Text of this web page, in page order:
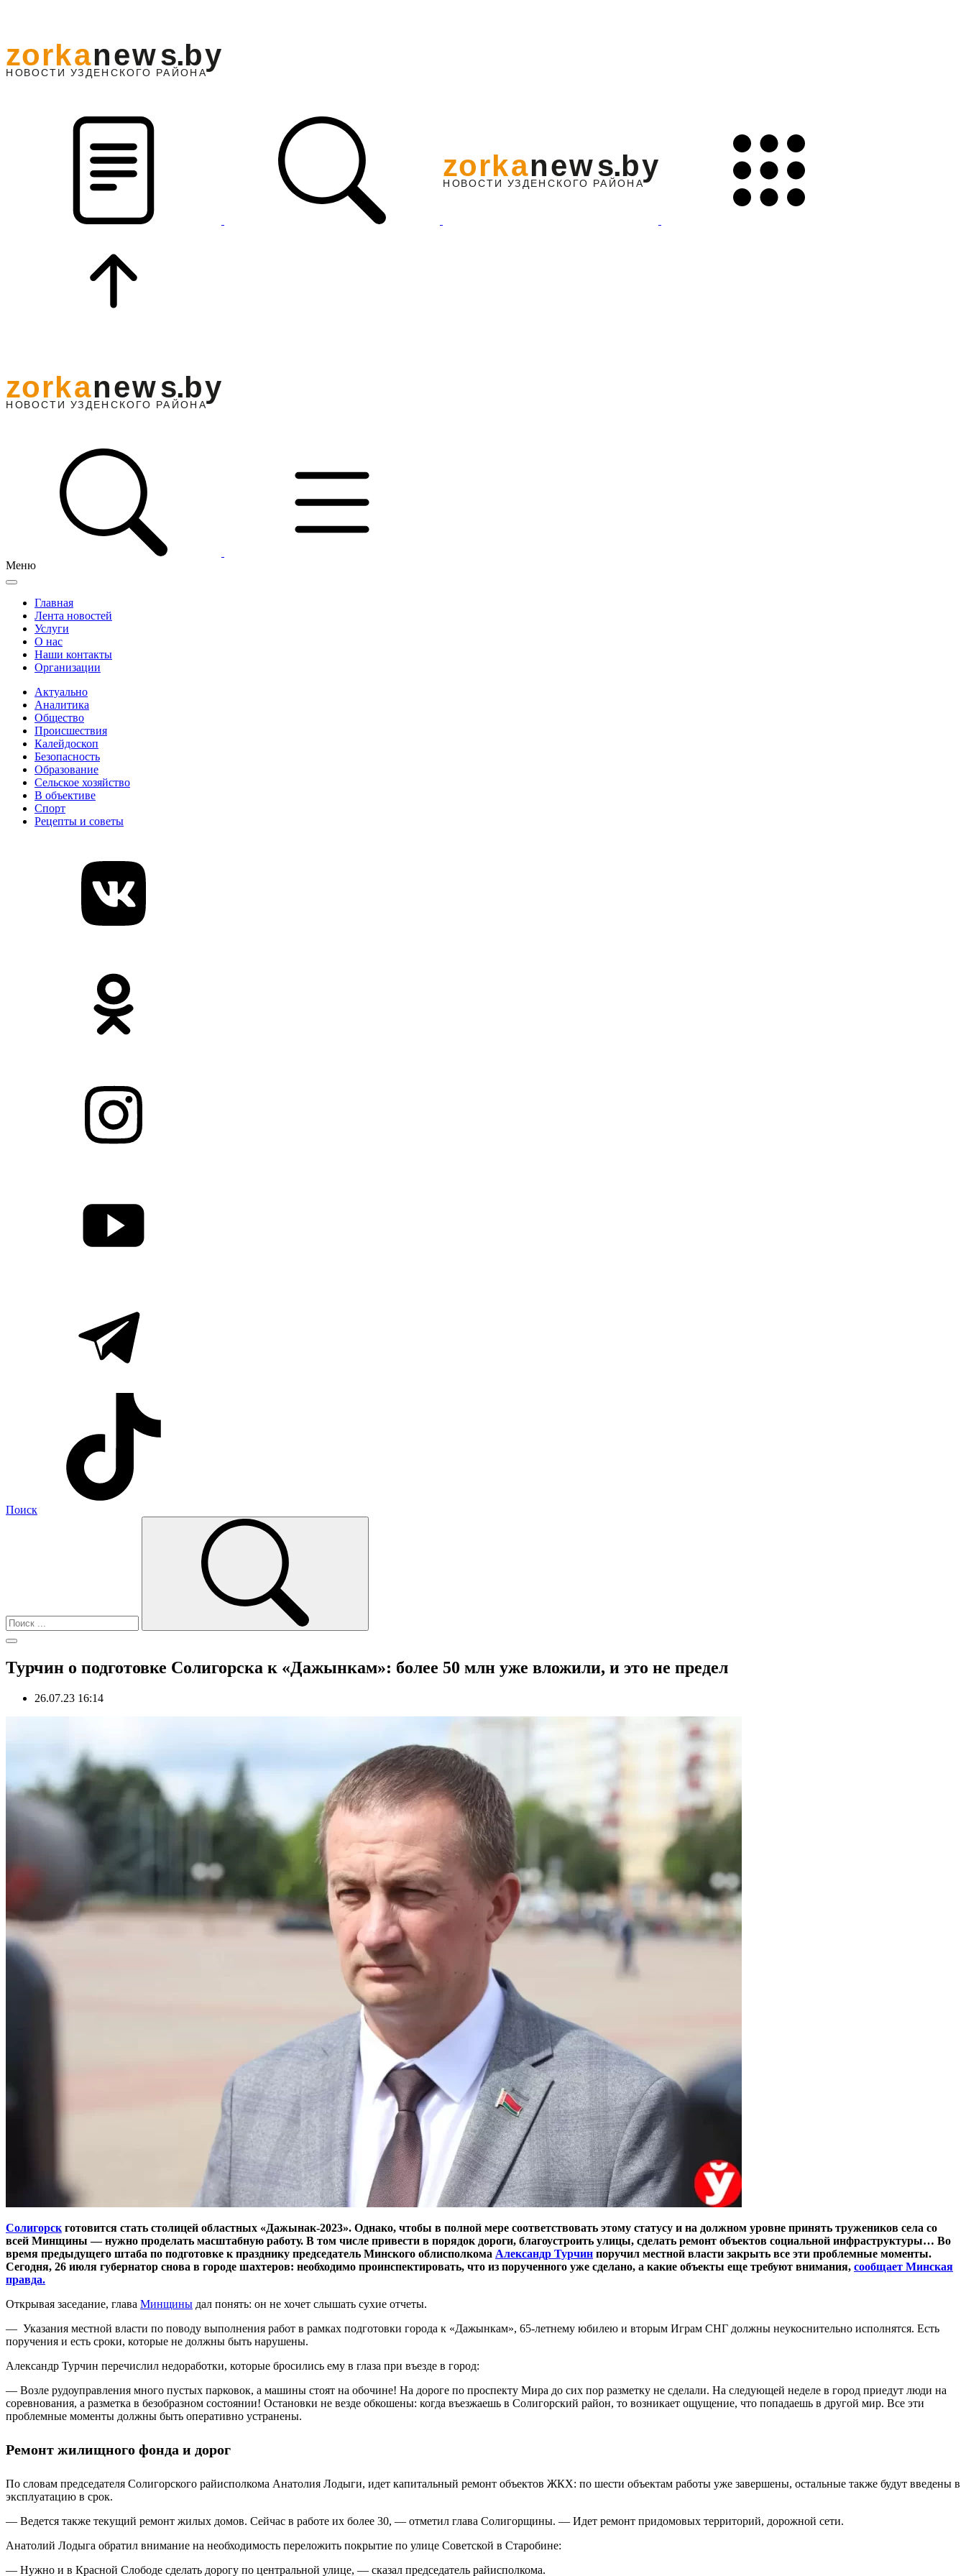
НО ВОСТИ УЗДЕНС КО ГО РАЙОНА
zorkanews.by
Меню
Главная
Лента новостей
Услуги
О нас
Наши контакты
Организации
Актуально
Аналитика
Общество
Происшествия
Калейдоскоп
Безопасность
Образование
Сельское хозяйство
В объективе
Спорт
Рецепты и советы
Поиск
Турчин о подготовке Солигорска к «Дажынкам»: более 50 млн уже вложили, и это не предел
26.07.23 16:14
Солигорск готовится стать столицей областных «Дажынак-2023». Однако, чтобы в полной мере соответствовать этому статусу и на должном уровне принять тружеников села со
всей Минщины — нужно проделать масштабную работу. В том числе привести в порядок дороги, благоустроить улицы, сделать ремонт объектов социальной инфраструктуры… Во
время предыдущего штаба по подготовке к празднику председатель Минского облисполкома Александр Турчин поручил местной власти закрыть все эти проблемные моменты.
Сегодня, 26 июля губернатор снова в городе шахтеров: необходимо проинспектировать, что из порученного уже сделано, а какие объекты еще требуют внимания, сообщает Минская
правда.
Открывая заседание, глава Минщины дал понять: он не хочет слышать сухие отчеты.
— Указания местной власти по поводу выполнения работ в рамках подготовки города к «Дажынкам», 65-летнему юбилею и вторым Играм СНГ должны неукоснительно исполнятся. Есть
поручения и есть сроки, которые не должны быть нарушены.
Александр Турчин перечислил недоработки, которые бросились ему в глаза при въезде в город:
— Возле рудоуправления много пустых парковок, а машины стоят на обочине! На дороге по проспекту Мира до сих пор разметку не сделали. На следующей неделе в город приедут люди на
соревнования, а разметка в безобразном состоянии! Остановки не везде обкошены: когда въезжаешь в Солигорский район, то возникает ощущение, что попадаешь в другой мир. Все эти
проблемные моменты должны быть оперативно устранены.
Ремонт жилищного фонда и дорог
По словам председателя Солигорского райисполкома Анатолия Лодыги, идет капитальный ремонт объектов ЖКХ: по шести объектам работы уже завершены, остальные также будут введены в
эксплуатацию в срок.
— Ведется также текущий ремонт жилых домов. Сейчас в работе их более 30, — отметил глава Солигорщины. — Идет ремонт придомовых территорий, дорожной сети.
Анатолий Лодыга обратил внимание на необходимость переложить покрытие по улице Советской в Старобине:
— Нужно и в Красной Слободе сделать дорогу по центральной улице, — сказал председатель райисполкома.